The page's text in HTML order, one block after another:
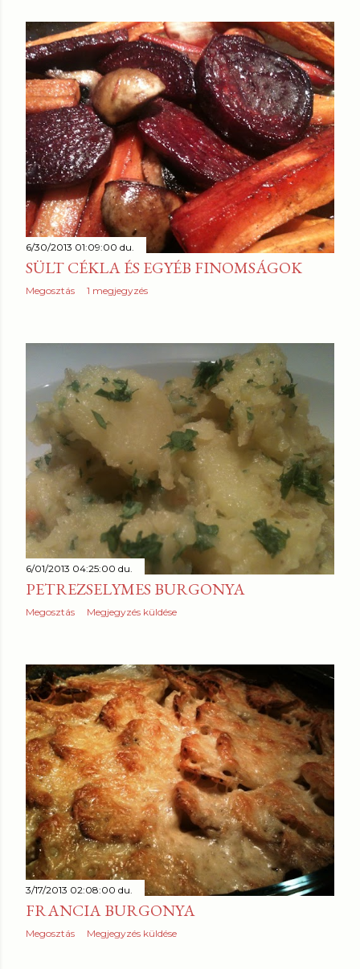
6/30/2013 01:09:00 du.
SÜLT CÉKLA ÉS EGYÉB FINOMSÁGOK
Megosztás 1 megjegyzés
6/01/2013 04:25:00 du.
PETREZSELYMES BURGONYA
Megosztás Megjegyzés küldése
3/17/2013 02:08:00 du.
FRANCIA BURGONYA
Megosztás Megjegyzés küldése